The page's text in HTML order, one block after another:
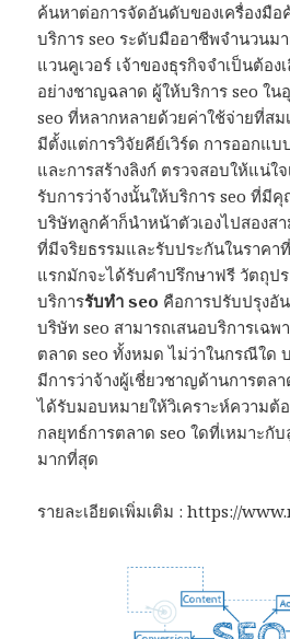
ค้นหาต่อการจัดอันดับของเครื่องมือ
บริการ seo ระดับมืออาชีพจำนวนม
แวนคูเวอร์ เจ้าของธุรกิจจำเป็นต้อง
อย่างชาญฉลาด ผู้ให้บริการ seo ใ
seo ที่หลากหลายด้วยค่าใช้จ่ายที่สม
มีตั้งแต่การวิจัยคีย์เวิร์ด การออกแบ
และการสร้างลิงก์ ตรวจสอบให้แน่ใ
รับการว่าจ้างนั้นให้บริการ seo ที่มี
บริษัทลูกค้าก็นำหน้าตัวเองไปสองสา
ที่มีจริยธรรมและรับประกันในราคา
แรกมักจะได้รับคำปรึกษาฟรี วัตถุป
บริการรับทำseo คือการปรับปรุงอั
บริษัท seo สามารถเสนอบริการเฉพ
ตลาด seo ทั้งหมด ไม่ว่าในกรณีใด
มีการว่าจ้างผู้เชี่ยวชาญด้านการตล
ได้รับมอบหมายให้วิเคราะห์ความต้
กลยุทธ์การตลาด seo ใดที่เหมาะกั
มากที่สุด
รายละเอียดเพิ่มเติม : https://